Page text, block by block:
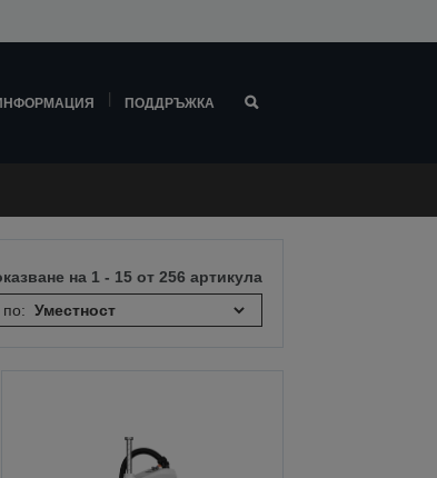
ПОДДРЪЖКА
на 1 - 15 от 256 артикула